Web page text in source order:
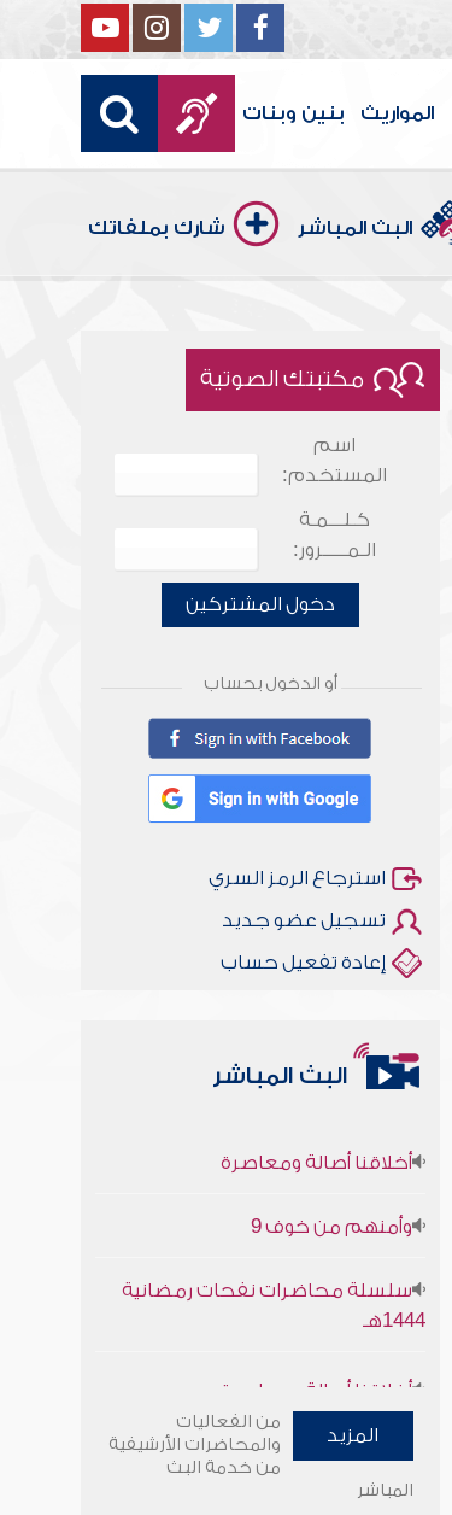
المواريث بنين وبنات
البث المباشر شارك بملفاتك
مكتبتك الصوتية
اسم
المستخدم:
كـلـــمـة
الـمـــــرور:
دخول المشتركين
أو الدخول بحساب
استرجاع الرمز السري
تسجيل عضو جديد
إعادة تفعيل حساب
البث المباشر
1444هـ
وأمنهم من خوف 9
سلسلة محاضرات نفحات رمضانية
المزيد
من الفعاليات
والمحاضرات الأرشيفية
من خدمة البث
المباشر